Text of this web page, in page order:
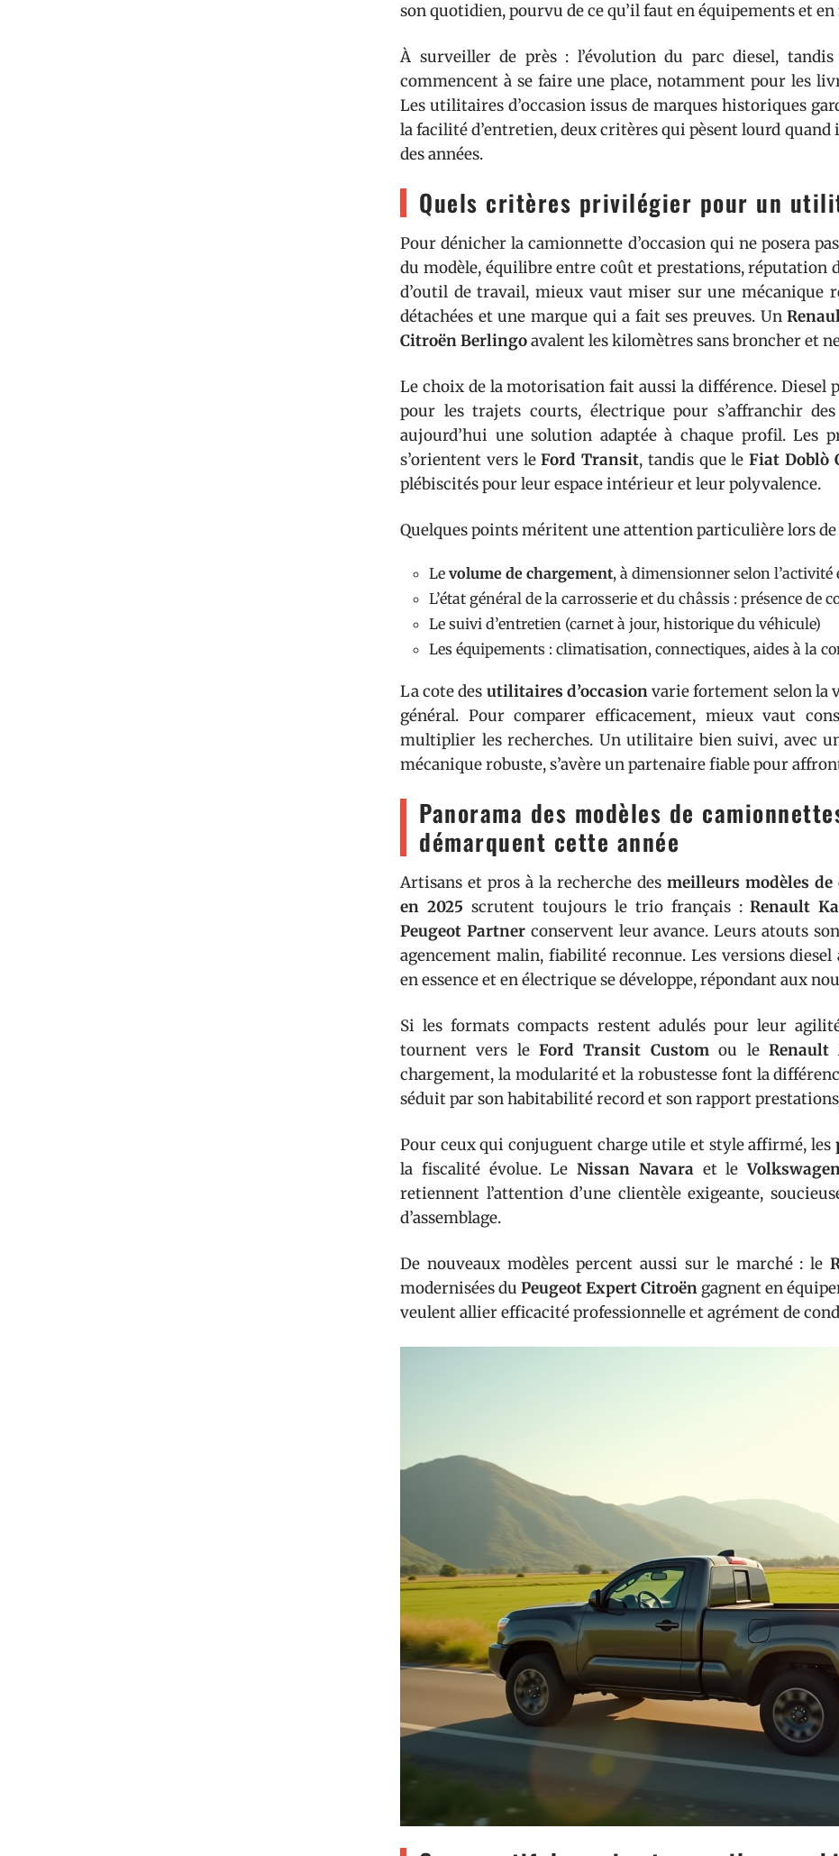
son quotidien, pourvu de ce qu’il faut en équipements et
À surveiller de près : l’évolution du parc diesel, tandis
commencent à se faire une place, notamment pour les
Les utilitaires d’occasion issus de marques historiques
la facilité d’entretien, deux critères qui pèsent lourd quand
des années.
Quels critères privilégier pour un
Pour dénicher la camionnette d’occasion qui ne posera pas
du modèle, équilibre entre coût et prestations, réputation
d’outil de travail, mieux vaut miser sur une mécanique
détachées et une marque qui a fait ses preuves. Un
Citroën Berlingoavalent les kilomètres sans broncher et
Le choix de la motorisation fait aussi la différence. Diesel
pour les trajets courts, électrique pour s’affranchir
aujourd’hui une solution adaptée à chaque profil. Les
s’orientent vers leFord Transit, tandis que le Fiat Doblò
plébiscités pour leur espace intérieur et leur polyvalence.
Quelques points méritent une attention particulière lors de
Le volume de chargement, à dimensionner selon l’activité
L’état général de la carrosserie et du châssis : présence
Le suivi d’entretien (carnet à jour, historique du véhicule)
Les équipements : climatisation, connectiques, aides à la
La cote des utilitaires d’occasionvarie fortement selon la
général. Pour comparer efficacement, mieux vaut
multiplier les recherches. Un utilitaire bien suivi, avec
mécanique robuste, s’avère un partenaire fiable pour
Panorama des modèles de
démarquent cette année
Artisans et pros à la recherche des meilleurs modèles de
en 2025 scrutent toujours le trio français :Renault
Peugeot Partnerconservent leur avance. Leurs atouts
agencement malin, fiabilité reconnue. Les versions
en essence et en électrique se développe, répondant aux
Si les formats compacts restent adulés pour leur
tournent vers leFord Transit Customou le
chargement, la modularité et la robustesse font la
séduit par son habitabilité record et son rapport
Pour ceux qui conjuguent charge utile et style affirmé, les
la fiscalité évolue. Le Nissan Navaraet le
retiennent l’attention d’une clientèle exigeante,
d’assemblage.
De nouveaux modèles percent aussi sur le marché : le
modernisées du Peugeot Expert Citroën gagnent en
veulent allier efficacité professionnelle et agrément de